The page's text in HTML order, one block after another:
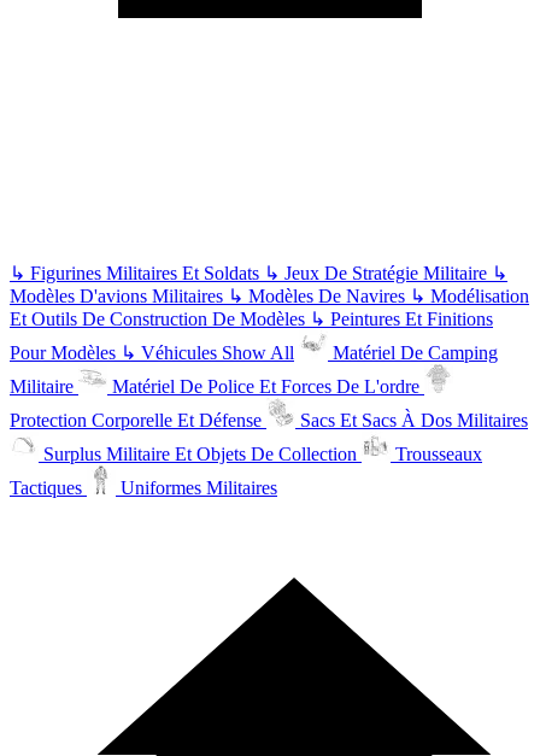
↳ Figurines Militaires Et Soldats ↳ Jeux De Stratégie Militaire ↳
Modèles D'avions Militaires ↳ Modèles De Navires ↳ Modélisation
Et Outils De Construction De Modèles ↳ Peintures Et Finitions
Pour Modèles ↳ Véhicules Show All
Matériel De Camping
Militaire
Matériel De Police Et Forces De L'ordre
Protection Corporelle Et Défense
Sacs Et Sacs À Dos Militaires
Surplus Militaire Et Objets De Collection
Trousseaux
Tactiques
Uniformes Militaires